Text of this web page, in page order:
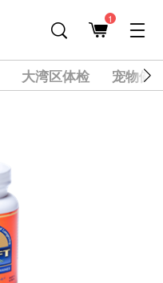
1
大湾区体检 宠物健